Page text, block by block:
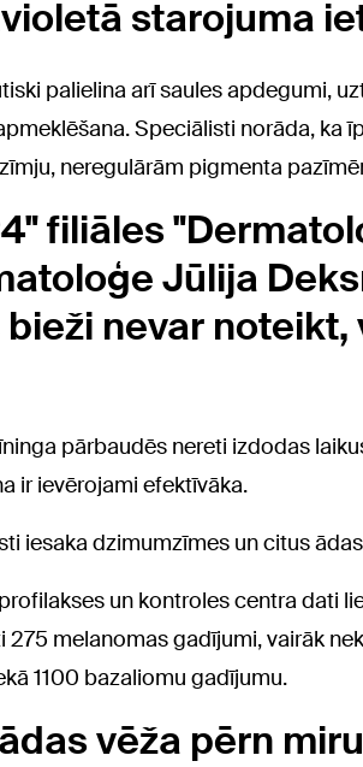
starojuma
palielina arī saules apdegumi,
Speciālisti norāda, ka
neregulārām pigmenta
filiāles
Jūlija
nevar
pārbaudēs nereti izdodas
ir ievērojami efektīvāka.
iesaka dzimumzīmes un citus
un kontroles centra dati
275 melanomas gadījumi, vairāk
1100 bazaliomu gadījumu.
vēža pērn